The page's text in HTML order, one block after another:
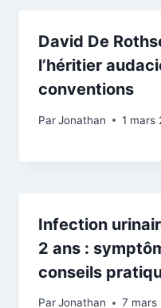
David De
l’héritier
conventions
ParJonathan 1 mars
Infection
2 ans :
conseils
ParJonathan 7 mars